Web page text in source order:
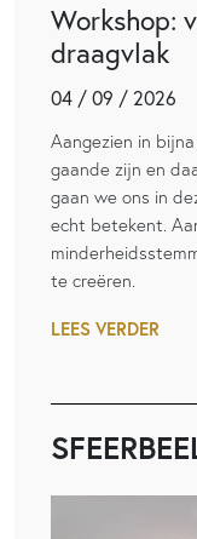
Workshop:
draagvlak
04 / 09 / 2026
Aangezien in
gaande zijn en
gaan we ons in
echt betekent.
te creëren.
LEES VERDER